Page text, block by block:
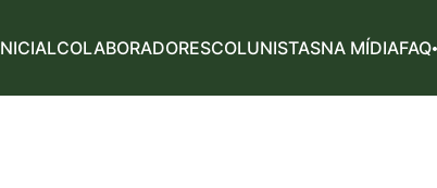
COLABORADORESCOLUNISTASNA MÍDIAFAQ